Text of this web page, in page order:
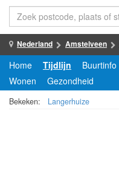
Nederland Amstelveen
Home Tijdlijn Buurtinfo
Wonen
Gezondheid
Bekeken: Langerhuize